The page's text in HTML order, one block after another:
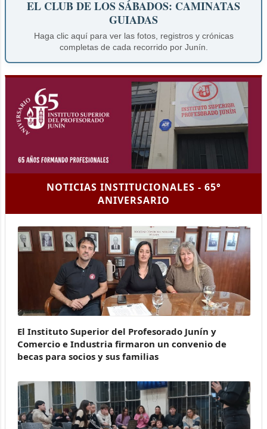
EL CLUB DE LOS SÁBADOS: CAMINATAS
GUIADAS
Haga clic aquí para ver las fotos, registros y crónicas
completas de cada recorrido por Junín.
NOTICIAS INSTITUCIONALES - 65°
ANIVERSARIO
El Instituto Superior del Profesorado Junín y
Comercio e Industria firmaron un convenio de
becas para socios y sus familias